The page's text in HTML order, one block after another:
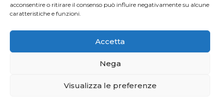
acconsentire o ritirare il consenso può influire negativamente su alcune
caratteristiche e funzioni.
Accetta
Nega
Visualizza le preferenze
Powered ByIl Brandificio
Registro nazionale degli aiuti di Stato di cui all’art. 52 della L. 234/2012
in modo da adempiere all’obbligo informativo relativo ai contributi
concorrenza – art. 1, commi 125 – 129), successivamente modificata